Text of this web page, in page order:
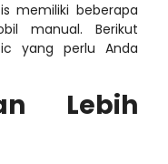
memiliki beberapa
manual. Berikut
yang perlu Anda
Lebih